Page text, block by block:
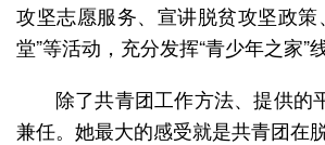
攻坚志愿服务、宣讲脱贫攻坚政
堂”等活动，充分发挥“青少年之家
除了共青团工作方法、提供的
兼任。她最大的感受就是共青团在